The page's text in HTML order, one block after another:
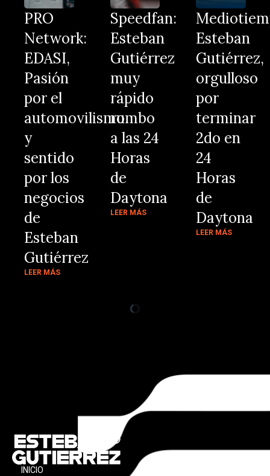
PRO
Network:
EDASI,
Pasión
por el
automovilismo
y
sentido
por los
negocios
de
Esteban
Gutiérrez
LEER MÁS
Speedfan:
Esteban
Gutiérrez
muy
rápido
rumbo
a las 24
Horas
de
Daytona
LEER MÁS
Esteban
Gutiérrez,
orgulloso
por
terminar
2do en
24
Horas
de
Daytona
LEER MÁS
INICIO